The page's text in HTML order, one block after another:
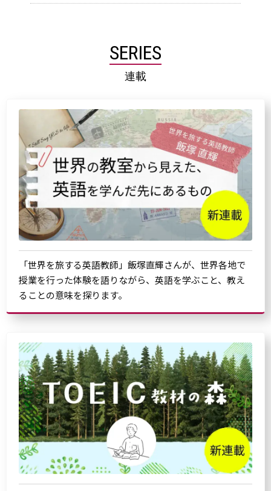
SERIES
連載
「世界を旅する英語教師」飯塚直輝さんが、世界各地で
授業を行った体験を語りながら、英語を学ぶこと、教え
ることの意味を探ります。